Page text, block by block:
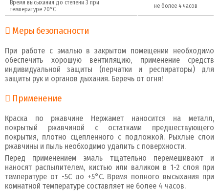
Время высыхания до степени 3 при
температуре 20°С
не более 4 часов
Меры безопасности
При работе с эмалью в закрытом помещении необходимо
обеспечить хорошую вентиляцию, применение средств
индивидуальной защиты (перчатки и респираторы) для
защиты рук и органов дыхания. Беречь от огня!
Применение
Краска по ржавчине Нержамет наносится на металл,
покрытый ржавчиной с остатками предшествующего
покрытия, плотно сцепленного с подложкой. Рыхлые слои
ржавчины и пыль необходимо удалить с поверхности.
Перед применением эмаль тщательно перемешивают и
наносят распылителем, кистью или валиком в 1-2 слоя при
температуре от -5С до +5°C. Время полного высыхания при
комнатной температуре составляет не более 4 часов.